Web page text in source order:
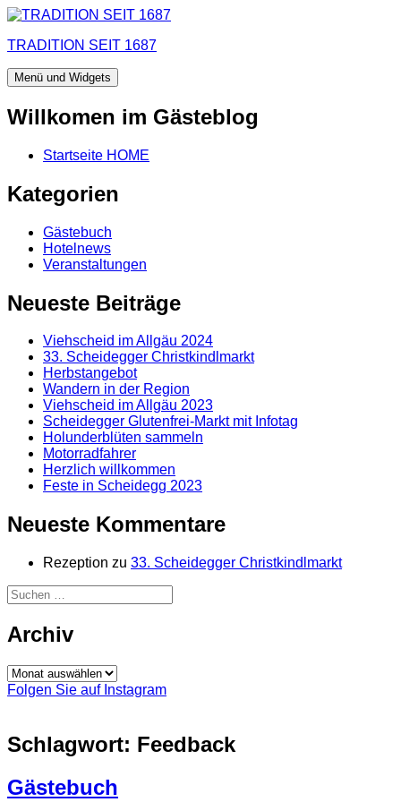
Zum
springen
TRADITION SEIT 1687
Menü und Widgets
Willkomen im Gästeblog
Startseite HOME
Kategorien
Gästebuch
Hotelnews
Veranstaltungen
Neueste Beiträge
Viehscheid im Allgäu 2024
33. Scheidegger Christkindlmarkt
Herbstangebot
Wandern in der Region
Viehscheid im Allgäu 2023
Scheidegger Glutenfrei-Markt mit Infotag
Holunderblüten sammeln
Motorradfahrer
Herzlich willkommen
Feste in Scheidegg 2023
Neueste Kommentare
Rezeption zu 33. Scheidegger Christkindlmarkt
Suchen
nach:
Archiv
Archiv
Folgen Sie auf Instagram
Schlagwort: Feedback
Gästebuch